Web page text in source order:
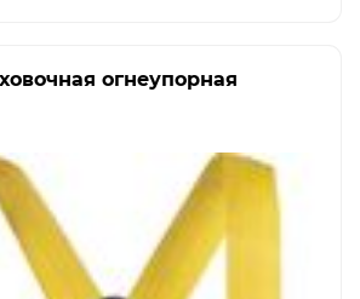
огнеупорная